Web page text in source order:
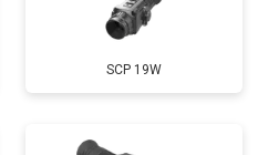
SCP 19W